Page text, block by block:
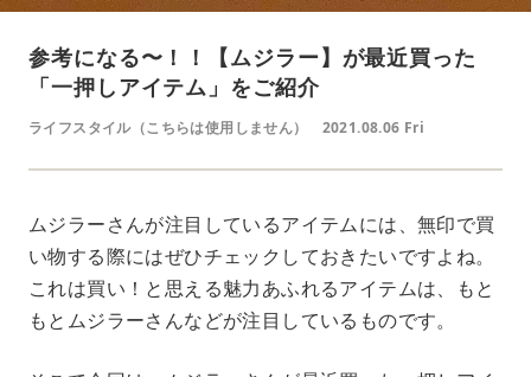
参考になる〜！！【ムジラー】が最近買った
「一押しアイテム」をご紹介
ライフスタイル（こちらは使用しません） 2021.08.06 Fri
ムジラーさんが注目しているアイテムには、無印で買
い物する際にはぜひチェックしておきたいですよね。
これは買い！と思える魅力あふれるアイテムは、もと
もとムジラーさんなどが注目しているものです。